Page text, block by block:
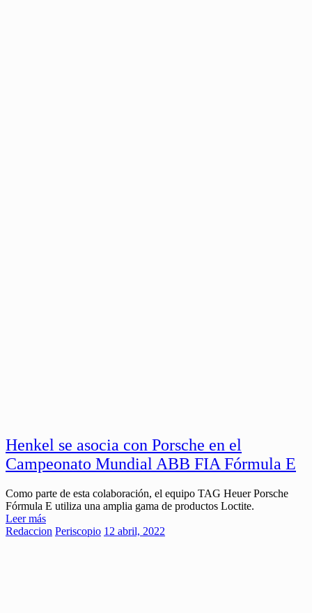
Henkel se asocia con Porsche en el
Campeonato Mundial ABB FIA Fórmula E
Como parte de esta colaboración, el equipo TAG Heuer Porsche
Fórmula E utiliza una amplia gama de productos Loctite.
Leer más
Redaccion Periscopio 12 abril, 2022